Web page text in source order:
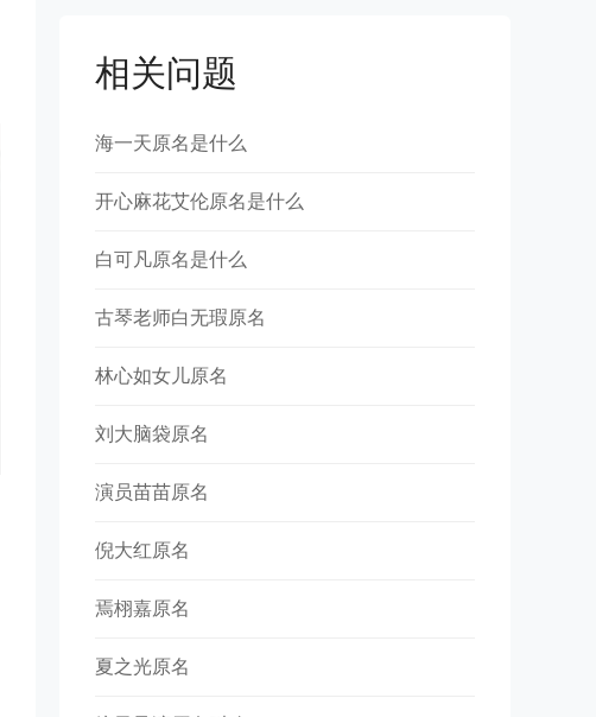
相关问题
海一天原名是什么
开心麻花艾伦原名是什么
白可凡原名是什么
古琴老师白无瑕原名
林心如女儿原名
刘大脑袋原名
演员苗苗原名
倪大红原名
焉栩嘉原名
夏之光原名